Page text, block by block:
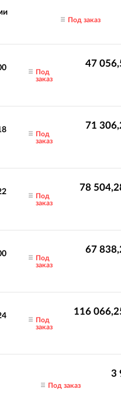
Под заказ
47
Под
заказ
71
Под
заказ
78
Под
заказ
67
Под
заказ
116
Под
заказ
3
Под заказ